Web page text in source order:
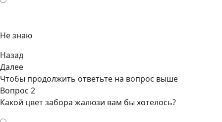
Не знаю
Назад
Далее
Чтобы продолжить ответьте на вопрос выше
Вопрос 2
Какой цвет забора жалюзи вам бы хотелось?